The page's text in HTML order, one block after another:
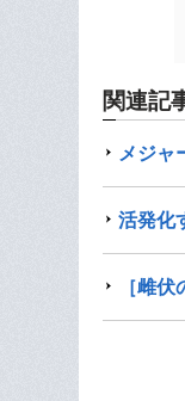
関連記
メジャ
活発化
［雌